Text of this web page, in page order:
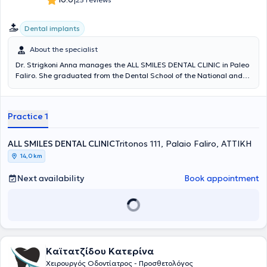
Dental implants
About the specialist
Dr. Strigkoni Anna manages the ALL SMILES DENTAL CLINIC in Paleo
Faliro. She graduated from the Dental School of the National and
to the postgraduate specialization program in Prosthetics and
has been serving as a scientific collaborator in the field of
Prosthetics at the Dental School of NKUA. She has participated in
numerous local and international conferences with lectures and
free presentations, and has published scientific papers in various
dental journals. The clinic offers services covering the full spectrum
comprehensive oral rehabilitation, implant prosthetics, cases with
management of patients with bruxism and temporomandibular
Practice 1
ALL SMILES DENTAL CLINICTritonos 111, Palaio Faliro, ΑΤΤΙΚΗ
14,0 km
Next availability Book appointment
Καϊτατζίδου Κατερίνα
Χειρουργός Οδοντίατρος - Προσθετολόγος